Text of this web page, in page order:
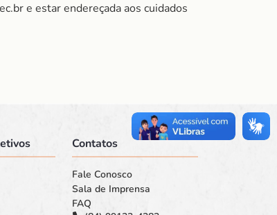
e estar endereçada aos cuidados
Contatos
Fale Conosco
Sala de Imprensa
FAQ